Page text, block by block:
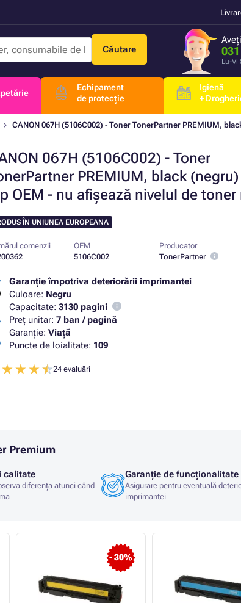
Căutare
Lu-Vi
Echipament
de protecție
Igienă
+
CANON 067H (5106C002) - Toner TonerPartner PREMIUM,
067H (5106C002) - Toner
PREMIUM, black
OEM - nu afișează nivelul de toner
ÎN UNIUNEA EUROPEANA
comenzii
OEM
5106C002
Producator
TonerPartner
Garanție împotriva deteriorării imprimantei
Culoare: Negru
Capacitate: 3130 pagini
Preț unitar: 7 ban / pagină
Garanţie: Viaţă
Puncte de loialitate: 109
24 evaluări
Premium
calitate
diferența atunci când
Garanție de funcționalitate
Asigurare pentru eventuală
imprimantei
- 30%